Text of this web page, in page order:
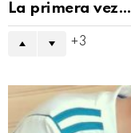
La primera vez…
3